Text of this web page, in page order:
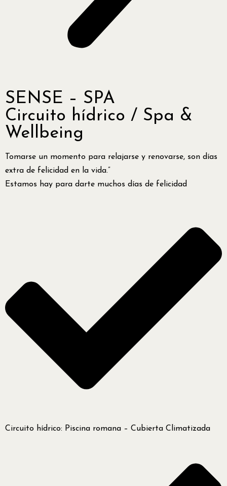
SENSE – SPA
Circuito hídrico / Spa &
Wellbeing
Tomarse un momento para relajarse y renovarse, son días
extra de felicidad en la vida.”
Estamos hay para darte muchos días de felicidad
Circuito hídrico: Piscina romana – Cubierta Climatizada